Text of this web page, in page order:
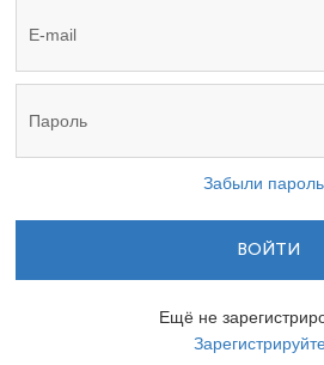
Забыли
ВОЙТИ
Ещё не